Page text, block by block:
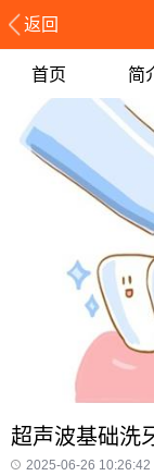
返回
首页 简
超声波基础洗
2025-06-26 10:26:42